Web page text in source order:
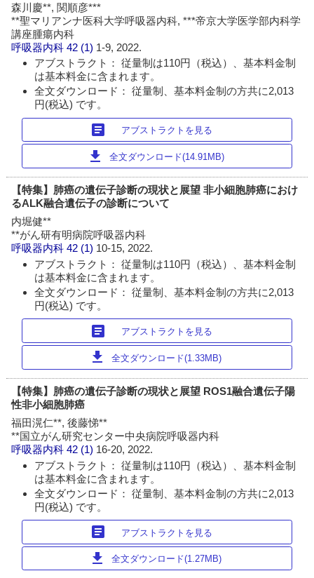
森川慶**, 関順彦***
**聖マリアンナ医科大学呼吸器内科, ***帝京大学医学部内科学
講座腫瘍内科
呼吸器内科 42 (1) 1-9, 2022.
アブストラクト： 従量制は110円（税込）、基本料金制
は基本料金に含まれます。
全文ダウンロード： 従量制、基本料金制の方共に2,013
円(税込) です。
article アブストラクトを見る
download 全文ダウンロード(14.91MB)
【特集】肺癌の遺伝子診断の現状と展望 非小細胞肺癌におけ
るALK融合遺伝子の診断について
内堀健**
**がん研有明病院呼吸器内科
呼吸器内科 42 (1) 10-15, 2022.
アブストラクト： 従量制は110円（税込）、基本料金制
は基本料金に含まれます。
全文ダウンロード： 従量制、基本料金制の方共に2,013
円(税込) です。
article アブストラクトを見る
download 全文ダウンロード(1.33MB)
【特集】肺癌の遺伝子診断の現状と展望 ROS1融合遺伝子陽
性非小細胞肺癌
福田滉仁**, 後藤悌**
**国立がん研究センター中央病院呼吸器内科
呼吸器内科 42 (1) 16-20, 2022.
アブストラクト： 従量制は110円（税込）、基本料金制
は基本料金に含まれます。
全文ダウンロード： 従量制、基本料金制の方共に2,013
円(税込) です。
article アブストラクトを見る
download 全文ダウンロード(1.27MB)